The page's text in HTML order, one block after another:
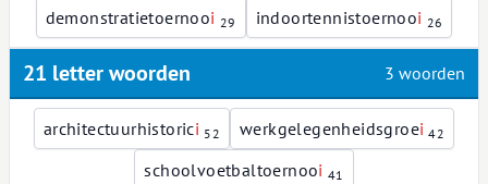
demonstratietoernooi 29 indoortennistoernooi 26
21 letter woorden 3 woorden
architectuurhistorici 52 werkgelegenheidsgroei 42
schoolvoetbaltoernooi 41